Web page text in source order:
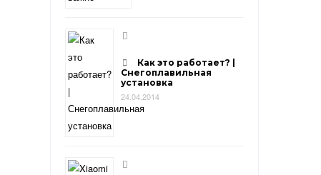
Как это работает? |
Снегоплавильная
установка
24.04.2014